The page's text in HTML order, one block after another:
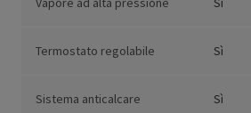
Termostato regolabile Sì
Sistema anticalcare Sì